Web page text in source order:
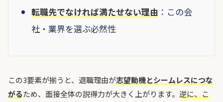
転職先でなければ満たせない理由 ：この会
社・業界を選ぶ必然性
この3要素が揃うと、退職理由が志望動機とシームレスにつな
がるため、面接全体の説得力が大きく上がります。 逆に、こ